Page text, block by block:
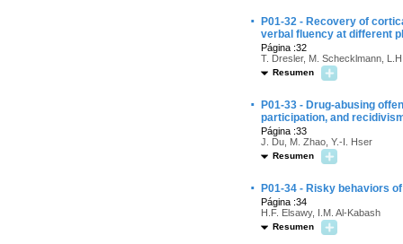
·
P01-32 - Recovery of
verbal fluency at different
Página :32
T. Dresler, M. Schecklmann,
Resumen
·
P01-33 - Drug-abusing
participation, and
Página :33
J. Du, M. Zhao, Y.-I. Hser
Resumen
· P01-34 - Risky behaviors
Página :34
H.F. Elsawy, I.M. Al-Kabash
Resumen